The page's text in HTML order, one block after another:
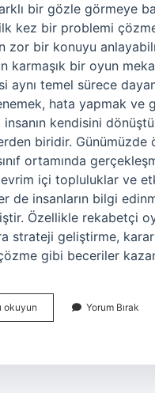
bir gözle görmeye
kez bir problemi
zor bir konuyu
karmaşık bir oyun
aynı temel sürece
hata yapmak ve
insanın kendisini
biridir. Günümüzde
ortamında
içi topluluklar ve
de insanların bilgi
Özellikle rekabetçi
strateji geliştirme,
gibi beceriler
okuyun
ne
?
Yorum Bırak